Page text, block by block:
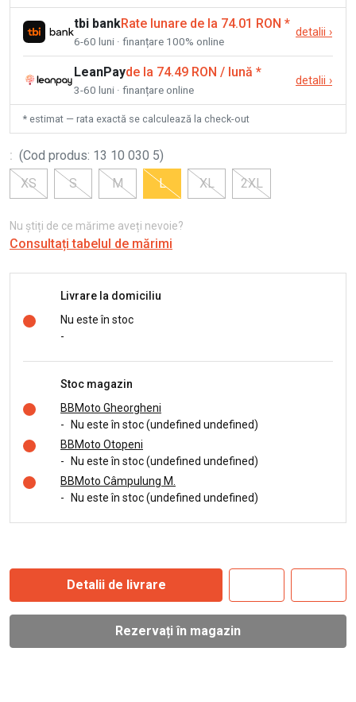
tbi bankRate lunare de la 74.01 RON *
6-60 luni · finanțare 100% online
detalii ›
LeanPayde la 74.49 RON / lună *
3-60 luni · finanțare online
detalii ›
* estimat — rata exactă se calculează la check-out
: (Cod produs: 13 10 030 5)
XS
S M L XL 2XL
Nu știți de ce mărime aveți nevoie?
Consultați tabelul de mărimi
Livrare la domiciliu
Nu este în stoc
-
Stoc magazin
BBMoto Gheorgheni
-
Nu este în stoc (undefined undefined)
BBMoto Otopeni
-
Nu este în stoc (undefined undefined)
BBMoto Câmpulung M.
-
Nu este în stoc (undefined undefined)
Detalii de livrare
Rezervați în magazin